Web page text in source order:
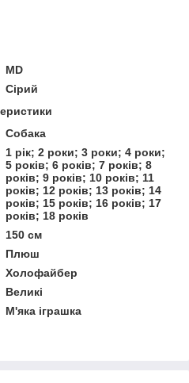
MD
Сірий
Собака
1 рік; 2 роки; 3 роки; 4 роки;
5 років; 6 років; 7 років; 8
років; 9 років; 10 років; 11
років; 12 років; 13 років; 14
років; 15 років; 16 років; 17
років; 18 років
150 см
Плюш
Холофайбер
Великі
М'яка іграшка